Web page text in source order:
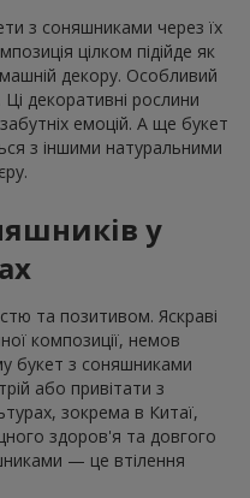
з соняшниками через їх
цілком підійде як
декору. Особливий
декоративні рослини
емоцій. А ще букет
з іншими натуральними
у
та позитивом. Яскраві
композиції, немов
букет з соняшниками
або привітати з
зокрема в Китаї,
здоров'я та довгого
— це втілення